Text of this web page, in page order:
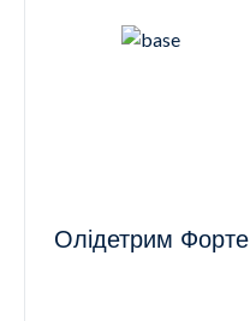
Олідетрим Форте